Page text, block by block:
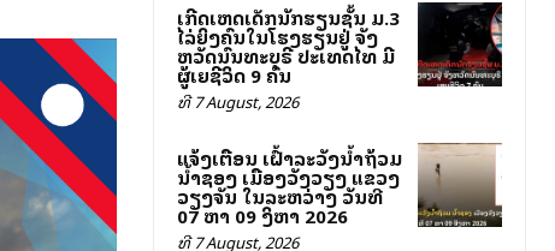
ເກີດເຫດເດັກນັກຮຽນຊັ້ນ ມ.3
ໄລ່ຍິງຄົນໃນໂຮງຮຽນຢູ່ ຈັງ
ຫວັດນົນທະບຸຣີ ປະເທດໄທ ມີ
ຜູ້ເສຍຊີວິດ 9 ຄົນ
ທີ 7 August, 2026
ແຈ້ງເຕືອນ ເຝົ້າລະວັງນ້ຳຖ້ວມ
ນ້ຳຊອງ ເມືອງວັງວຽງ ແຂວງ
ວຽງຈັນ ໃນລະຫວ່າງ ວັນທີ
07 ຫາ 09 ສິງຫາ 2026
ທີ 7 August, 2026